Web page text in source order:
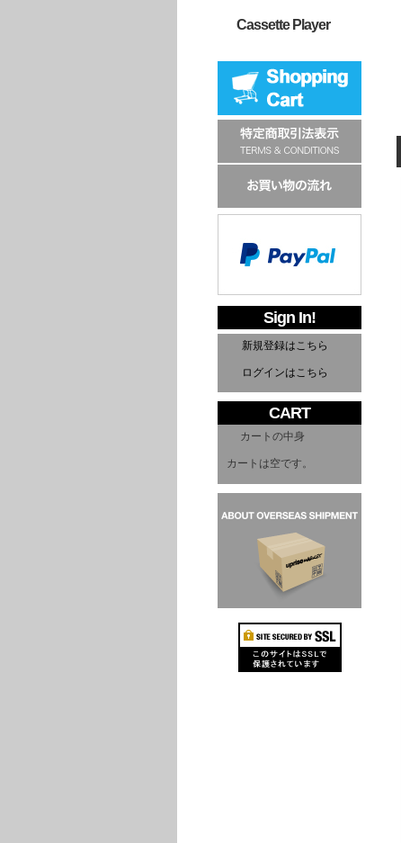
Cassette Player
Sign In!
新規登録はこちら
ログインはこちら
CART
カートの中身
カートは空です。